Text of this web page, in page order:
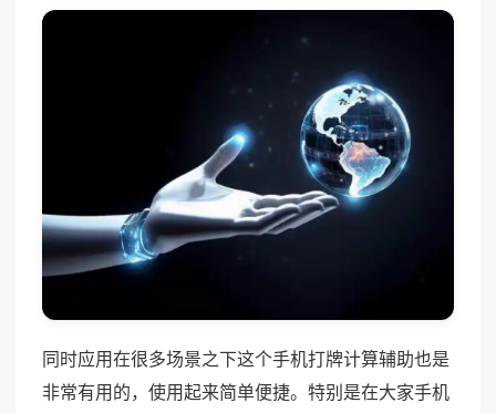
同时应用在很多场景之下这个手机打牌计算辅助也是
非常有用的，使用起来简单便捷。特别是在大家手机